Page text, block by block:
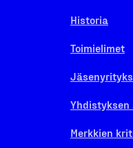
Historia
Toimielimet
Yhdistyksen
Merkkien